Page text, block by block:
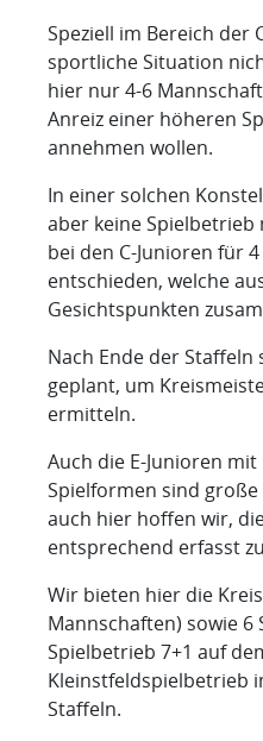
Speziell im Bereich der
sportliche Situation
hier nur 4-6
Anreiz einer höheren
annehmen wollen.
In einer solchen
aber keine Spielbetrieb
bei den C-Junioren für
entschieden, welche
Gesichtspunkten
Nach Ende der
geplant, um
ermitteln.
Auch die E-Junioren
Spielformen sind
auch hier hoffen wir,
entsprechend erfasst
Wir bieten hier die
Mannschaften) sowie 6
Spielbetrieb 7+1 auf
Kleinstfeldspielbetrieb
Staffeln.